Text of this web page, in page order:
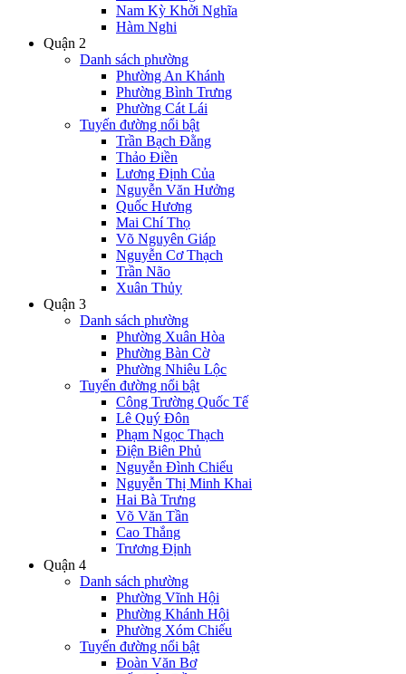
Nam Kỳ Khởi Nghĩa
Hàm Nghi
Quận 2
Danh sách phường
Phường An Khánh
Phường Bình Trưng
Phường Cát Lái
Tuyến đường nổi bật
Trần Bạch Đằng
Thảo Điền
Lương Định Của
Nguyễn Văn Hưởng
Quốc Hương
Mai Chí Thọ
Võ Nguyên Giáp
Nguyễn Cơ Thạch
Trần Não
Xuân Thủy
Quận 3
Danh sách phường
Phường Xuân Hòa
Phường Bàn Cờ
Phường Nhiêu Lộc
Tuyến đường nổi bật
Công Trường Quốc Tế
Lê Quý Đôn
Phạm Ngọc Thạch
Điện Biên Phủ
Nguyễn Đình Chiểu
Nguyễn Thị Minh Khai
Hai Bà Trưng
Võ Văn Tần
Cao Thắng
Trương Định
Quận 4
Danh sách phường
Phường Vĩnh Hội
Phường Khánh Hội
Phường Xóm Chiếu
Tuyến đường nổi bật
Đoàn Văn Bơ